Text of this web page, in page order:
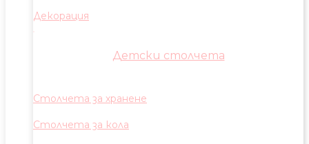
Декорация
Детски столчета
Столчета за хранене
Столчета за кола